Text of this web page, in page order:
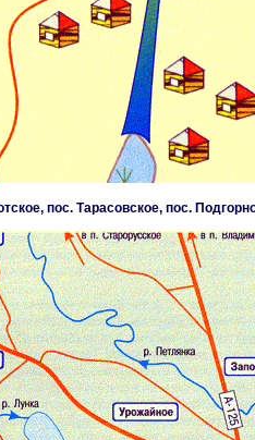
пос. Тарасовское, пос.